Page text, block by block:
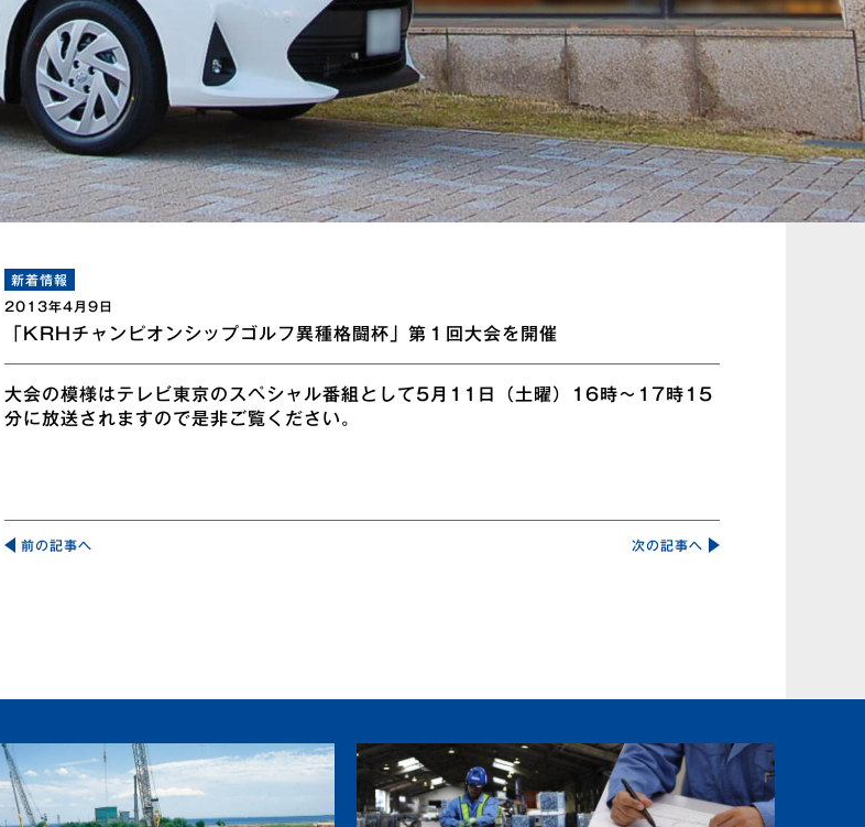
新着情報
2013年4月9日
「KRHチャンピオンシップゴルフ異種格闘杯」第１回大会を開催
大会の模様はテレビ東京のスペシャル番組として5月11日（土曜）16時～17時15
分に放送されますので是非ご覧ください。
稿 前の記事へ 次の記事へ